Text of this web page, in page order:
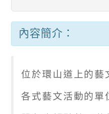
內容簡介：
位於環山道上的藝
各式藝文活動的單